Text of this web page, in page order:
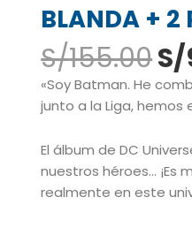
BLANDA + 2
S/155.00El
S/
S/
«Soy Batman. He
junto a la Liga,
El álbum de DC
nuestros héroes… ¡Es
realmente en este